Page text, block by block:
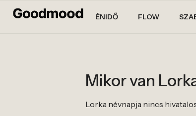
ÉNIDŐ FLOW
Mikor van
Lorka névnapja nincs